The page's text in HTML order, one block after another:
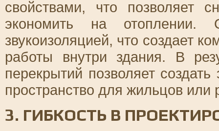
свойствами, что позволяет
экономить на отоплении.
звукоизоляцией, что создает
работы внутри здания. В
перекрытий позволяет
пространство для жильцов или
3. ГИБКОСТЬ В